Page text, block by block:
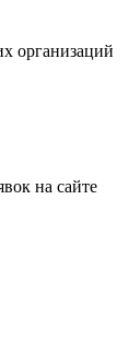
организаций
на сайте